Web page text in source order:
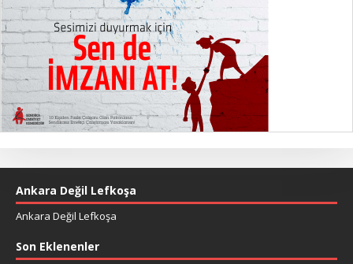
Ankara Değil Lefkoşa
Ankara Değil Lefkoşa
Son Eklenenler